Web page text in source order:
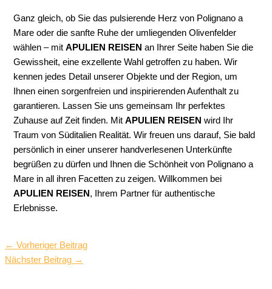
Ganz gleich, ob Sie das pulsierende Herz von Polignano a
Mare oder die sanfte Ruhe der umliegenden Olivenfelder
wählen – mitAPULIEN REISEN an Ihrer Seite haben Sie die
Gewissheit, eine exzellente Wahl getroffen zu haben. Wir
kennen jedes Detail unserer Objekte und der Region, um
Ihnen einen sorgenfreien und inspirierenden Aufenthalt zu
garantieren. Lassen Sie uns gemeinsam Ihr perfektes
Zuhause auf Zeit finden. MitAPULIEN REISEN wird Ihr
Traum von Süditalien Realität. Wir freuen uns darauf, Sie bald
persönlich in einer unserer handverlesenen Unterkünfte
begrüßen zu dürfen und Ihnen die Schönheit von Polignano a
Mare in all ihren Facetten zu zeigen. Willkommen bei
APULIEN REISEN , Ihrem Partner für authentische
Erlebnisse.
← Vorheriger Beitrag
Nächster Beitrag →